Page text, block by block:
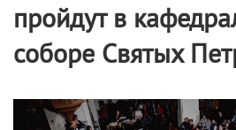
пройдут в
соборе Святых